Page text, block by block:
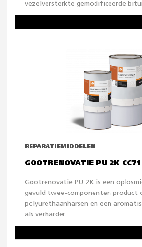
vezelversterkte gemodificeerde
REPARATIEMIDDELEN
GOOTRENOVATIE PU 2K CC71
Gootrenovatie PU 2K is een
gevuld twee-componenten product
polyurethaanharsen en een
als verharder.